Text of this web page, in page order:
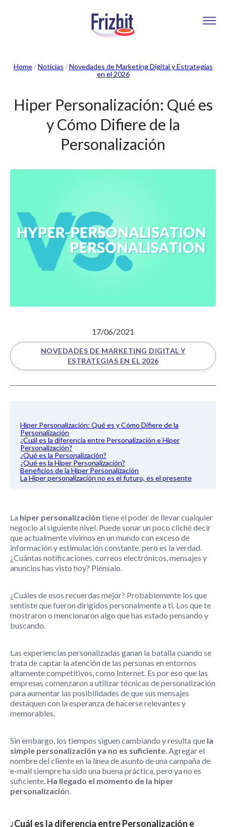
Home/Noticias /Novedades de Marketing Digital y Estrategias
en el 2026
Hiper Personalización: Qué es
y Cómo Difiere de la
Personalización
NOVEDADES DE MARKETING DIGITAL Y
ESTRATEGIAS EN EL 2026
17/06/2021
Hiper Personalización: Qué es y Cómo Difiere de la
Personalización
¿Cuál es la diferencia entre Personalización e Hiper
Personalización?
¿Qué es la Personalización?
¿Qué es la Hiper Personalización?
Beneficios de la Hiper Personalización
La Hiper personalización no es el futuro, es el presente
La hiper personalización tiene el poder de llevar cualquier
negocio al siguiente nivel. Puede sonar un poco cliché decir
que actualmente vivimos en un mundo con exceso de
información y estimulación constante, pero es la verdad.
¿Cuántas notificaciones, correos electrónicos, mensajes y
anuncios has visto hoy? Piénsalo.
¿Cuáles de esos recuerdas mejor? Probablemente los que
sentiste que fueron dirigidos personalmente a ti. Los que te
mostraron o mencionaron algo que has estado pensando y
buscando.
Las experiencias personalizadas ganan la batalla cuando se
trata de captar la atención de las personas en entornos
altamente competitivos, como Internet. Es por eso que las
empresas comenzaron a utilizar técnicas de personalización
para aumentar las posibilidades de que sus mensajes
destaquen con la esperanza de hacerse relevantes y
memorables.
Sin embargo, los tiempos siguen cambiando y resulta que la
simple personalización ya no es suficiente . Agregar el
nombre del cliente en la línea de asunto de una campaña de
e-mail siempre ha sido una buena práctica, pero ya no es
suficiente. Ha llegado el momento de la hiper
personalización.
¿Cuál es la diferencia entre Personalización e